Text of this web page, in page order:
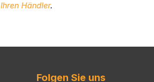
Ihren Händler.
Folgen Sie uns